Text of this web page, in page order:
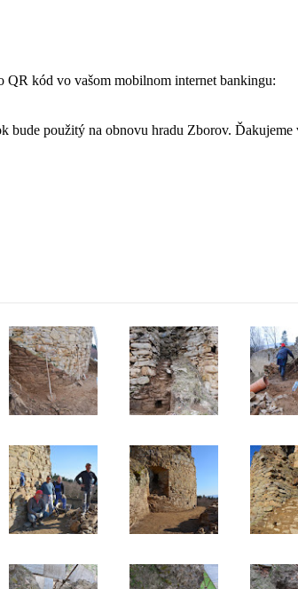
QR kód vo vašom mobilnom internet bankingu:
bude použitý na obnovu hradu Zborov. Ďakujeme